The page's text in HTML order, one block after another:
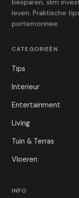
besparen, slim
leven. Praktische
portemonnee.
CATEGORIEËN
Tips
Interieur
Entertainment
Living
Tuin & Terras
Vloeren
INFO